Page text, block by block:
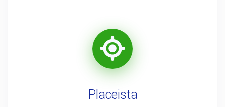
Placeista